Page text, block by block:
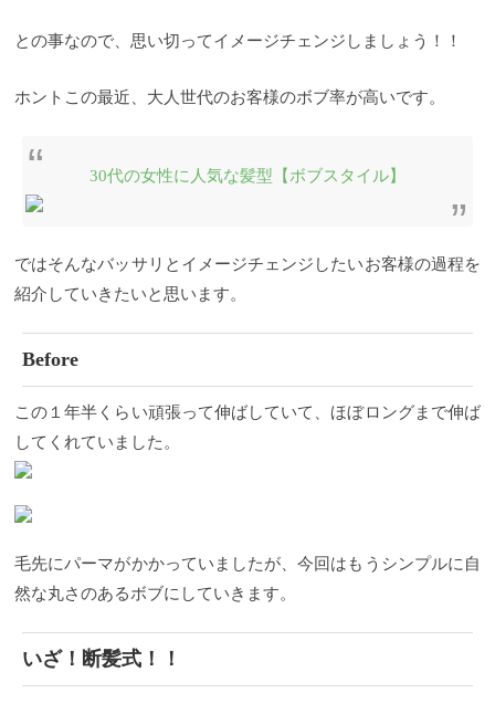
との事なので、思い切ってイメージチェンジしましょう！！
ホントこの最近、大人世代のお客様のボブ率が高いです。
30代の女性に人気な髪型【ボブスタイル】
ではそんなバッサリとイメージチェンジしたいお客様の過程を
紹介していきたいと思います。
Before
この１年半くらい頑張って伸ばしていて、ほぼロングまで伸ば
してくれていました。
毛先にパーマがかかっていましたが、今回はもうシンプルに自
然な丸さのあるボブにしていきます。
いざ！断髪式！！